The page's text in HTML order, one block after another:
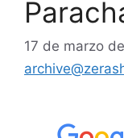
17 de marzo